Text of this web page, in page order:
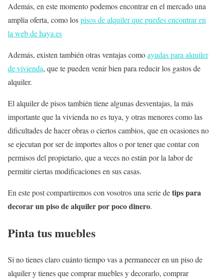
Además, en este momento podemos encontrar en el mercado una
amplia oferta, como lospisos de alquiler que puedes encontrar en
la web de haya.es
Además, existen también otras ventajas comoayudas para alquiler
de vivienda, que te pueden venir bien para reducir los gastos de
alquiler.
El alquiler de pisos también tiene algunas desventajas, la más
importante que la vivienda no es tuya, y otras menores como las
dificultades de hacer obras o ciertos cambios, que en ocasiones no
se ejecutan por ser de importes altos o por tener que contar con
permisos del propietario, que a veces no están por la labor de
permitir ciertas modificaciones en sus casas.
En este post compartiremos con vosotros una serie detips para
decorar un piso de alquiler por poco dinero.
Pinta tus muebles
Si no tienes claro cuánto tiempo vas a permanecer en un piso de
alquiler y tienes que comprar muebles y decorarlo, comprar